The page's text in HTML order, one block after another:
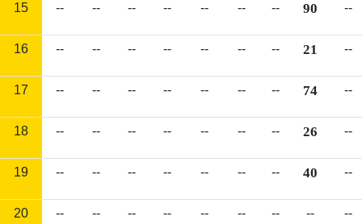
15 -- -- -- -- -- -- -- 90 --
16 -- -- -- -- -- -- -- 21 --
17 -- -- -- -- -- -- -- 74 --
18 -- -- -- -- -- -- -- 26 --
19 -- -- -- -- -- -- -- 40 --
20 -- -- -- -- -- -- -- -- --